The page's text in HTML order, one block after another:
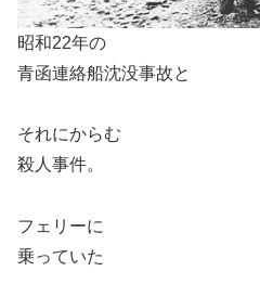
昭和22年の
青函連絡船沈没事故と
それにからむ
殺人事件。
フェリーに
乗っていた